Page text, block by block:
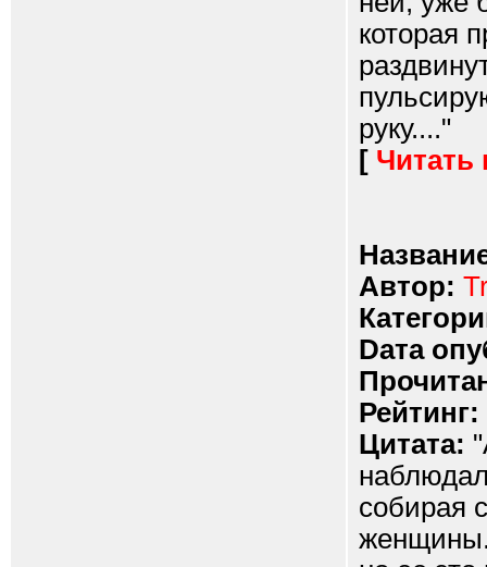
которая
руку...."
[ Читать
Автор:
Dата
Рейтинг:
Цитата:
собирая
женщины.